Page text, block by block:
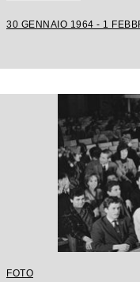
30 GENNAIO 1964 - 1
FOTO